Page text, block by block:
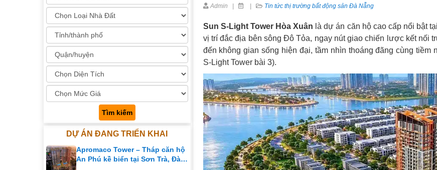
Admin | | Tin tức thị trường bất động sản Đà Nẵng
Sun S-Light Tower Hòa Xuân là dự án căn hộ cao cấp nổi bật
vị trí đắc địa bên sông Đô Tỏa, ngay nút giao chiến lược kết nối
đến không gian sống hiện đại, tầm nhìn thoáng đãng cùng
S-Light Tower bài 3).
Tìm kiếm
DỰ ÁN ĐANG TRIỂN KHAI
Apromaco Tower – Tháp căn hộ
An Phú kề biển tại Sơn Trà, Đà